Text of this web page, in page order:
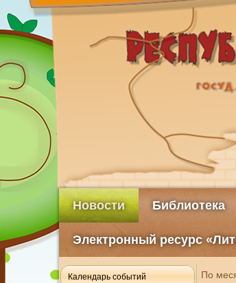
Новости Библиотека
Электронный ресурс
Календарь событий
По